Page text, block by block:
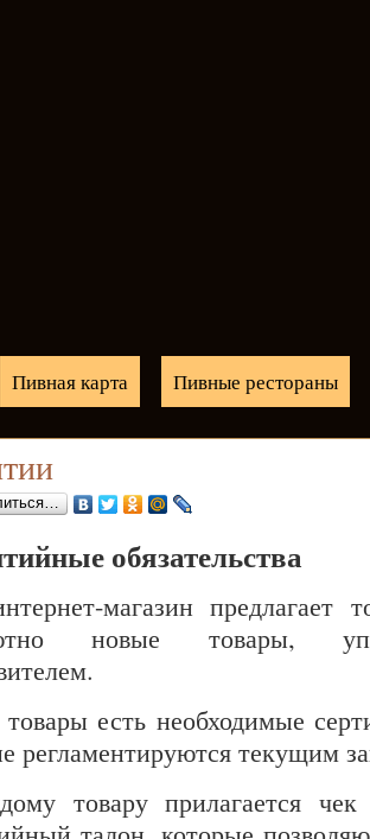
Пивная карта Пивные рестораны
обязательства
магазин предлагает
новые товары,
есть необходимые
регламентируются текущим
товару прилагается